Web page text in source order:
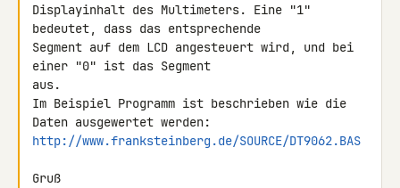
Displayinhalt des Multimeters. Eine "1"
bedeutet, dass das entsprechende
Segment auf dem LCD angesteuert wird, und bei
einer "0" ist das Segment
aus.
Im Beispiel Programm ist beschrieben wie die
http://www.franksteinberg.de/SOURCE/DT9062.BAS
Gruß